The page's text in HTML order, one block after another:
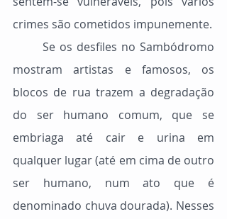
crimes são cometidos impunemente.
mostram artistas e famosos, os
blocos de rua trazem a degradação
do ser humano comum, que se
embriaga até cair e urina em
qualquer lugar (até em cima de outro
ser humano, num ato que é
denominado chuva dourada). Nesses